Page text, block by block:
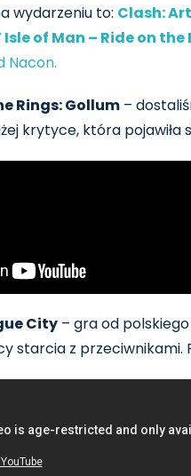
wydarzeniu to: Clash:
Isle of Man – Ride on the
Nacon.
Rings: Gollum –
krytyce, która
City – gra od
starcia z przeciwnikami.